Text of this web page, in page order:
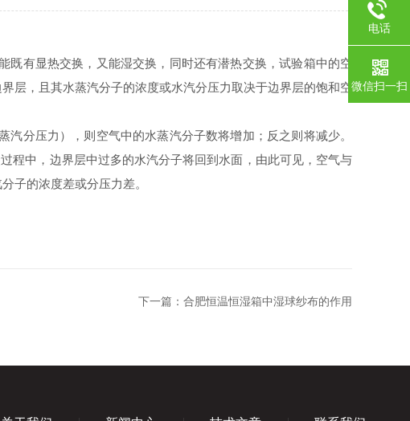
有显热交换，又能湿交换，同时还有潜热交换，试验箱中的空
层，且其水蒸汽分子的浓度或水汽分压力取决于边界层的饱和空
分压力），则空气中的水蒸汽分子数将增加；反之则将减少。
程中，边界层中过多的水汽分子将回到水面，由此可见，空气与
子的浓度差或分压力差。
下一篇： 合肥恒温恒湿箱中湿球纱布的作用
电话
微信扫一扫